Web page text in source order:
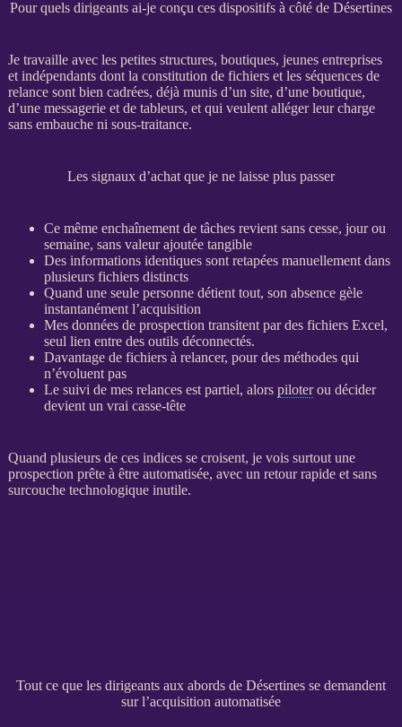
Pour quels dirigeants ai-je conçu ces dispositifs à côté de Désertines
Je travaille avec les petites structures, boutiques, jeunes entreprises
et indépendants dont la constitution de fichiers et les séquences de
relancesont bien cadrées, déjà munis d’un site, d’une boutique,
d’une messagerie et de tableurs, et qui veulent alléger leur charge
sans embauche ni sous-traitance.
Les signaux d’achat que je ne laisse plus passer
Ce même enchaînement de tâches revient sans cesse, jour ou
semaine, sans valeur ajoutée tangible
Des informations identiques sont retapées manuellement dans
plusieurs fichiers distincts
Quand une seule personne détient tout, son absence gèle
instantanément l’acquisition
Mes donnéesde prospection transitent par des fichiers Excel,
seul lien entre des outils déconnectés.
Davantage de fichiers à relancer, pour des méthodes qui
n’évoluent pas
Le suivi de mes relancesest partiel, alors piloterou décider
devient un vrai casse-tête
Quand plusieurs de ces indices se croisent, je vois surtout une
prospection prête à être automatisée, avec un retour rapide et sans
surcouche technologique inutile.
Tout ce que les dirigeants aux abords de Désertines se demandent
sur l’acquisition automatisée